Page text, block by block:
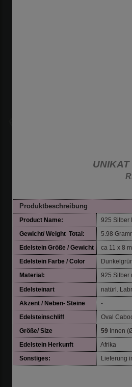
Produktbeschreibung
Product Name:
925 Silber
Gewicht/ Weight Total:
5.98
Edelstein Größe / Gewicht
ca 11 x 8
Edelstein Farbe / Color
Material:
925 Silber
Edelsteinart
natürl.
Akzent / Neben- Steine
-
Edelsteinschliff
Oval
Größe/ Size
59 Innen
Edelstein Herkunft
Afrika
Sonstiges:
Lieferung